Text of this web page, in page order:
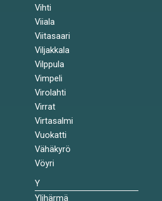
Vihti
Viiala
Viitasaari
Viljakkala
Vilppula
Vimpeli
Virolahti
Virrat
Virtasalmi
Vuokatti
Vähäkyrö
Vöyri
Y
Ylihärmä